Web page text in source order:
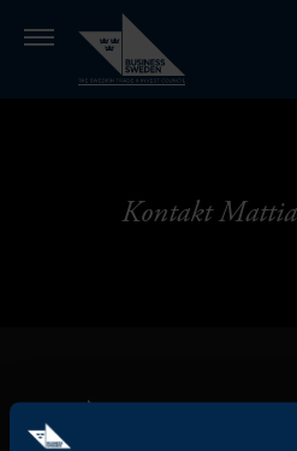
Kontakt